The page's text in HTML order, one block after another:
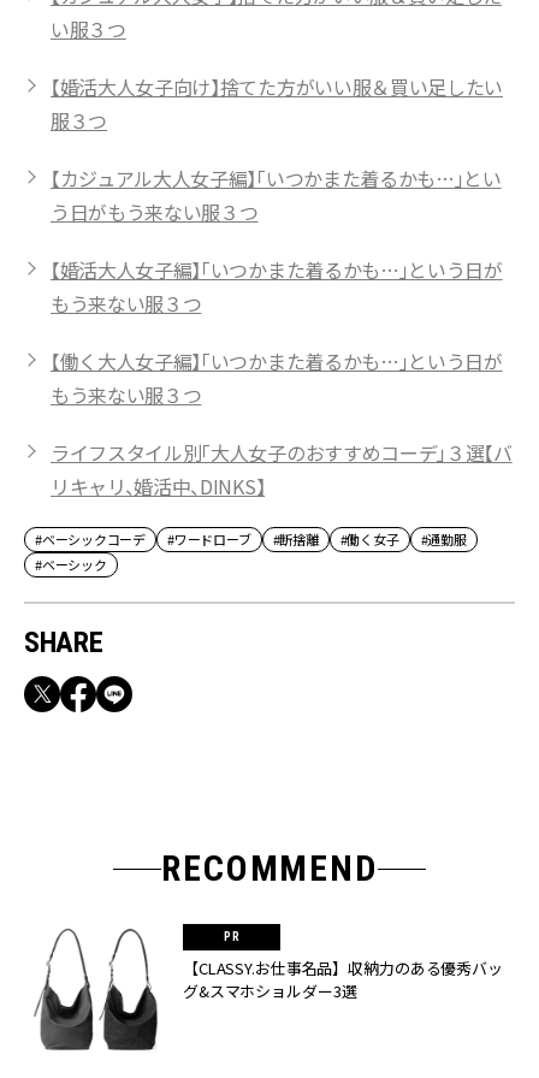
い服３つ
【婚活大人女子向け】捨てた方がいい服＆買い足したい
服３つ
【カジュアル大人女子編】「いつかまた着るかも…」とい
う日がもう来ない服３つ
【婚活大人女子編】「いつかまた着るかも…」という日が
もう来ない服３つ
【働く大人女子編】「いつかまた着るかも…」という日が
もう来ない服３つ
ライフスタイル別「大人女子のおすすめコーデ」３選【バ
リキャリ、婚活中、DINKS】
#ベーシックコーデ #ワードローブ #断捨離 #働く女子
#通勤服
#ベーシック
SHARE
RECOMMEND
【CLASSY.お仕事名品】収納力のある優秀バッ
グ&スマホショルダー3選